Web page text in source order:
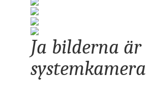
Ja bilderna